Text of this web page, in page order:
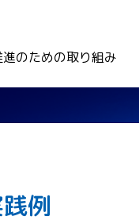
のための取り組み
例